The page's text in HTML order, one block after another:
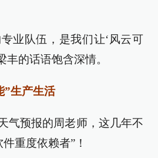
业队伍，是我们让‘风云可
丰的话语饱含深情。
”生产生活
气预报的周老师，这几年不
重度依赖者”！